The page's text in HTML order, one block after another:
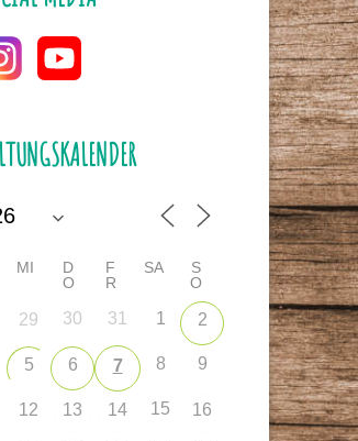
MI
D
O
F
R
SA
S
O
29 30 31 1 2
5 6 7 8 9
12 13 14 15 16